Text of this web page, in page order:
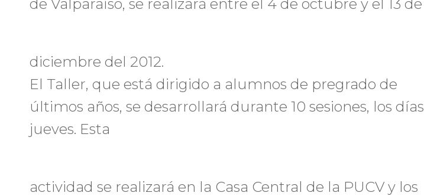
de Valparaíso, se realizará entre el 4 de octubre y el 13 de
diciembre del 2012.
El Taller, que está dirigido a alumnos de pregrado de
últimos años, se desarrollará durante 10 sesiones, los días
jueves. Esta
actividad se realizará en la Casa Central de la PUCV y los